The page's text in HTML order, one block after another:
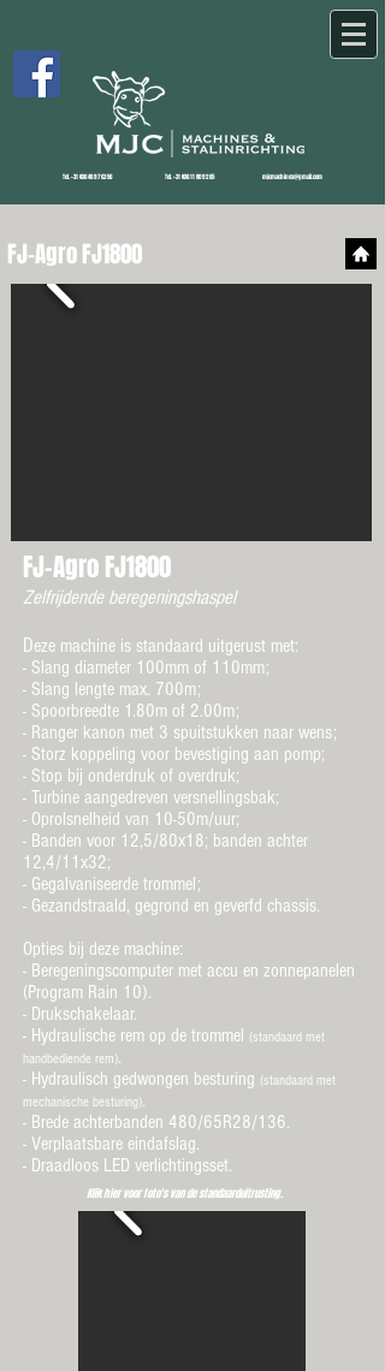
Tel.+31 (0)6 46 97 63 56Tel.+31 (0)6 11 80 92 65 mjcmachines@gmail.com
FJ-Agro FJ1800
Zelfrijdende beregeningshaspel
Deze machine is standaard uitgerust met:
- Slang diameter 100mm of 110mm;
- Slang lengte max. 700m;
- Spoorbreedte 1.80m of 2.00m;
- Ranger kanon met 3 spuitstukken naar wens;
- Storz koppeling voor bevestiging aan pomp;
- Stop bij onderdruk of overdruk;
- Turbine aangedreven versnellingsbak;
- Oprolsnelheid van 10-50m/uur;
- Banden voor 12,5/80x18; banden achter
12,4/11x32;
- Gegalvaniseerde trommel;
- Gezandstraald, gegrond en geverfd chassis.
Opties bij deze machine:
- Beregeningscomputer met accu en zonnepanelen
(Program Rain 10).
- Drukschakelaar.
- Hydraulische rem op de trommel (standaard met
handbediende rem).
- Hydraulisch gedwongen besturing (standaard met
mechanische besturing).
- Brede achterbanden 480/65R28/136.
- Verplaatsbare eindafslag.
- Draadloos LED verlichtingsset.
Klik hier voor foto's van de standaarduitrusting.
FJ-Agro FJ1800